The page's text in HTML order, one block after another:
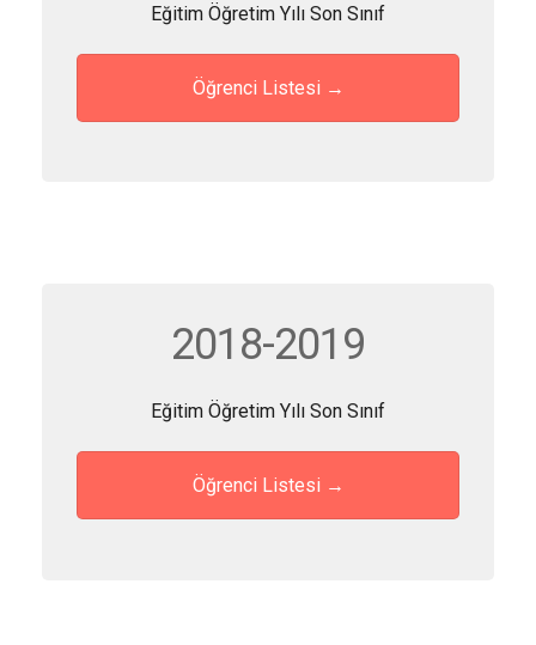
Eğitim Öğretim Yılı Son Sınıf
Öğrenci Listesi →
2018-2019
Eğitim Öğretim Yılı Son Sınıf
Öğrenci Listesi →